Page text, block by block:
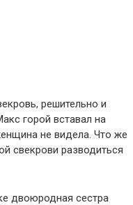
решительно и
горой вставал на
не видела. Что же
свекрови разводиться
двоюродная сестра